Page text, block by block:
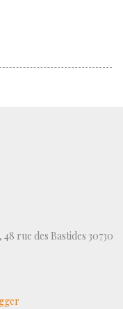
rue des Bastides 30730